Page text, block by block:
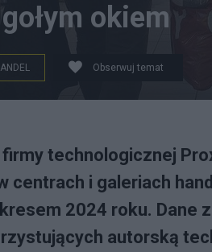
okiem
Obserwuj temat
firmy technologicznej
centrach i galeriach
2024 roku. Dane
autorską